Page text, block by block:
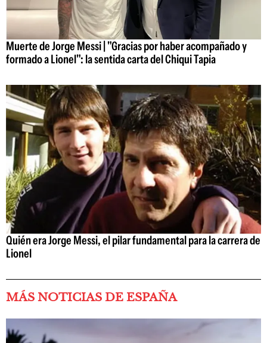
Muerte de Jorge Messi | "Gracias por haber acompañado y
formado a Lionel": la sentida carta del Chiqui Tapia
Quién era Jorge Messi, el pilar fundamental para la carrera de
Lionel
MÁS NOTICIAS DE ESPAÑA